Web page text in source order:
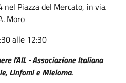
nel Piazza del Mercato, in via
Moro
alle 12:30
l'AIL - Associazione Italiana
Linfomi e Mieloma.